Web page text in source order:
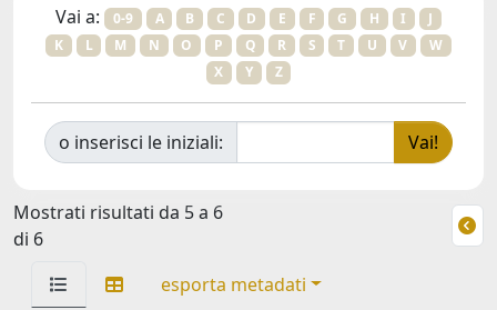
Vai a: 0-9 A B C D E F G H I
J
K
L M N O P Q R S T U V
W
X
Y Z
o inserisci le iniziali:
Mostrati risultati da 5 a 6
di 6
esporta metadati